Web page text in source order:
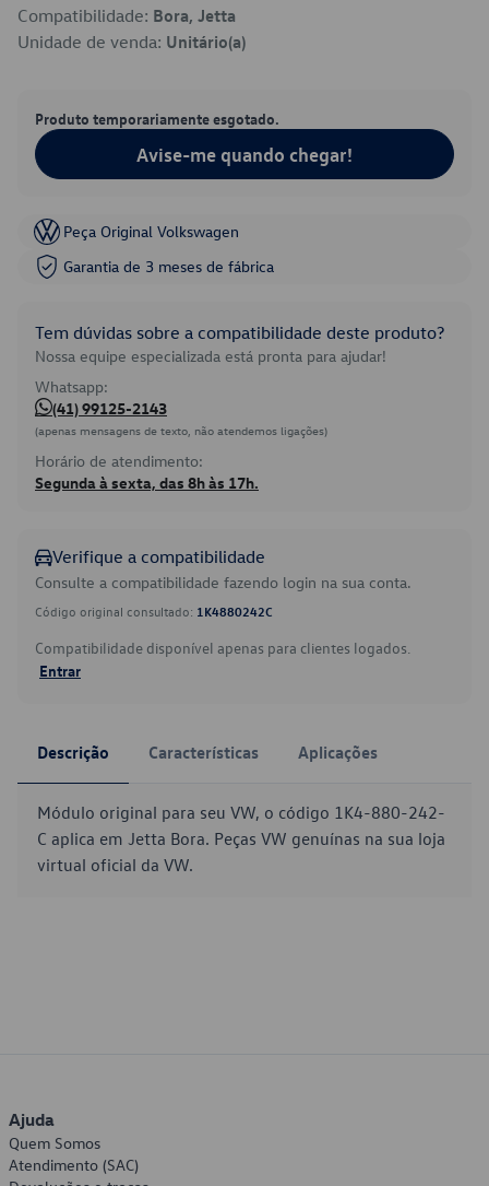
Compatibilidade: Bora, Jetta
Unidade de venda: Unitário(a)
Produto temporariamente esgotado.
Avise-me quando chegar!
Peça Original Volkswagen
Garantia de 3 meses de fábrica
Tem dúvidas sobre a compatibilidade deste produto?
Nossa equipe especializada está pronta para ajudar!
Whatsapp:
(41) 99125-2143
(apenas mensagens de texto, não atendemos ligações)
Horário de atendimento:
Segunda à sexta, das 8h às 17h.
Verifique a compatibilidade
Consulte a compatibilidade fazendo login na sua conta.
Código original consultado: 1K4880242C
Compatibilidade disponível apenas para clientes logados.
Entrar
Descrição Características Aplicações
Módulo original para seu VW, o código 1K4-880-242-
C aplica em Jetta Bora. Peças VW genuínas na sua loja
virtual oficial da VW.
Ajuda
Quem Somos
Atendimento (SAC)